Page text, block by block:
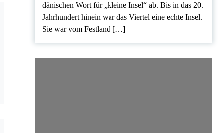
dänischen Wort für „kleine Insel“ ab. Bis in das 20.
Jahrhundert hinein war das Viertel eine echte Insel.
Sie war vom Festland […]